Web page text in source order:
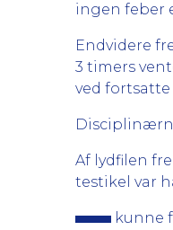
ingen feber
Endvidere
3 timers
ved fortsatte
Af lydfilen
testikel var
kunne